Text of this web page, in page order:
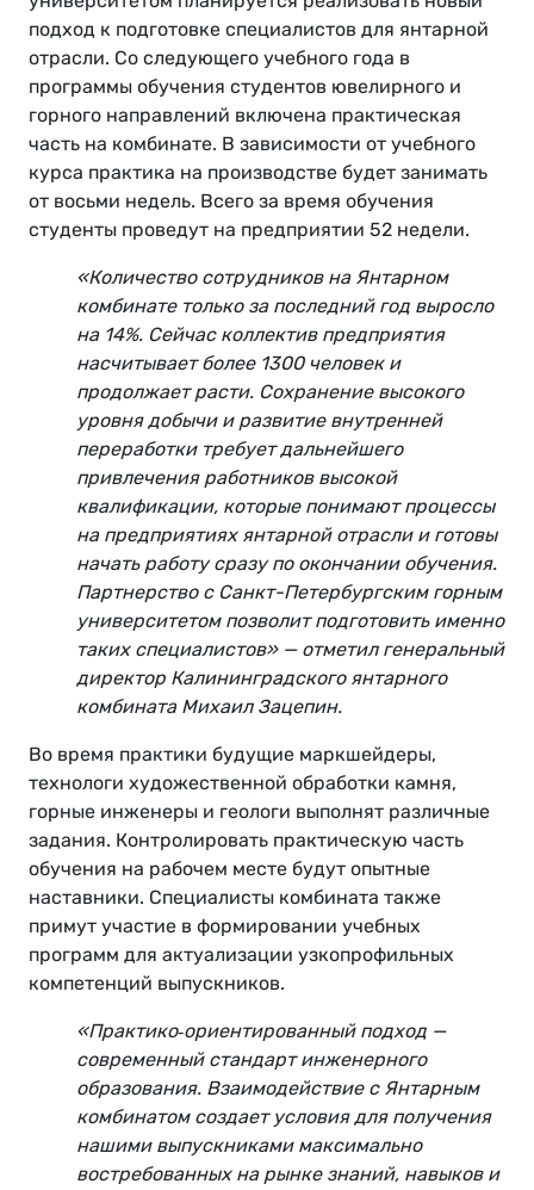
подход к подготовке специалистов для янтарной
отрасли. Со следующего учебного года в
программы обучения студентов ювелирного и
горного направлений включена практическая
часть на комбинате. В зависимости от учебного
курса практика на производстве будет занимать
от восьми недель. Всего за время обучения
студенты проведут на предприятии 52 недели.
«Количество сотрудников на Янтарном
комбинате только за последний год выросло
на 14%. Сейчас коллектив предприятия
насчитывает более 1300 человек и
продолжает расти. Сохранение высокого
уровня добычи и развитие внутренней
переработки требует дальнейшего
привлечения работников высокой
квалификации, которые понимают процессы
на предприятиях янтарной отрасли и готовы
начать работу сразу по окончании обучения.
Партнерство с Санкт-Петербургским горным
университетом позволит подготовить именно
таких специалистов» — отметил генеральный
директор Калининградского янтарного
комбината Михаил Зацепин.
Во время практики будущие маркшейдеры,
технологи художественной обработки камня,
горные инженеры и геологи выполнят различные
задания. Контролировать практическую часть
обучения на рабочем месте будут опытные
наставники. Специалисты комбината также
примут участие в формировании учебных
программ для актуализации узкопрофильных
компетенций выпускников.
«Практико‑ориентированный подход —
современный стандарт инженерного
образования. Взаимодействие с Янтарным
комбинатом создает условия для получения
нашими выпускниками максимально
востребованных на рынке знаний, навыков и